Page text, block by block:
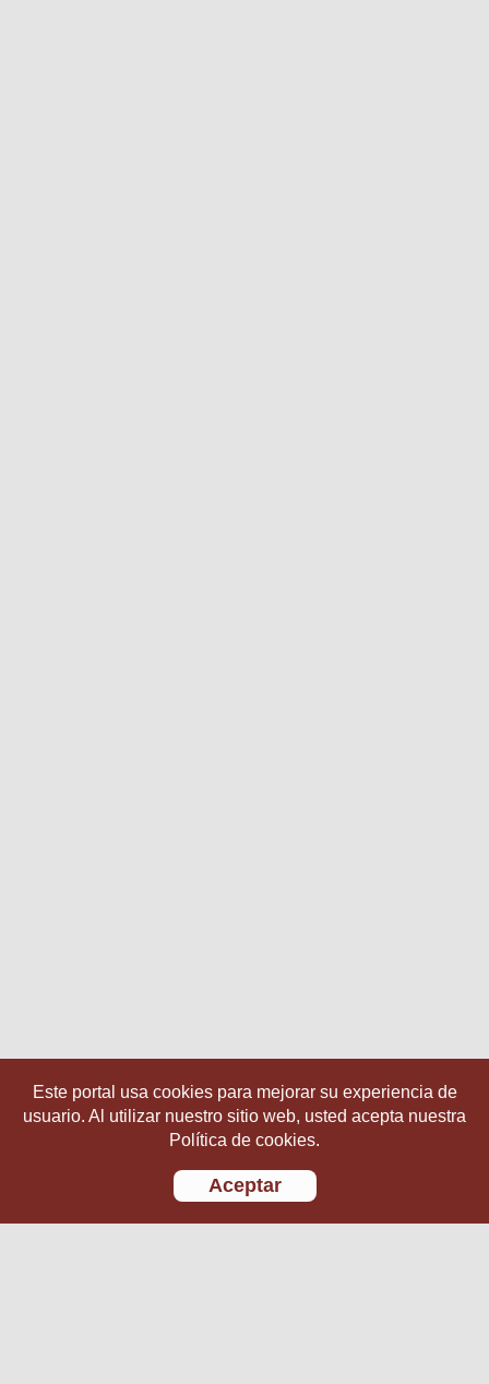
Este portal usa cookies para mejorar su experiencia de
usuario. Al utilizar nuestro sitio web, usted acepta nuestra
Política de cookies.
Aceptar